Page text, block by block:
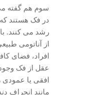
سوم هم گفته
در فک هستند
رشد می کنند.
از آناتومی
افراد، فضای
عقل از فک
افقی یا
مانند انحراف